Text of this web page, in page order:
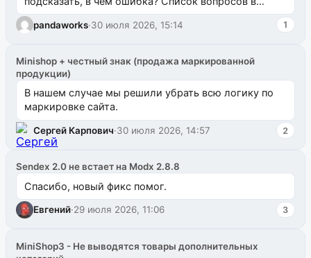
одноименном разделе на modx.pro пока пуст, и,...
pandaworks·30 июля 2026, 15:14 1
Minishop + честный знак (продажа маркированной
продукции)
В нашем случае мы решили убрать всю логику по
маркировке сайта.
Сергей Карпович·30 июля 2026, 14:57 2
Sendex 2.0 не встает на Modx 2.8.8
Спасибо, новый фикс помог.
Евгений·29 июля 2026, 11:06 3
MiniShop3 - Не выводятся товары дополнительных